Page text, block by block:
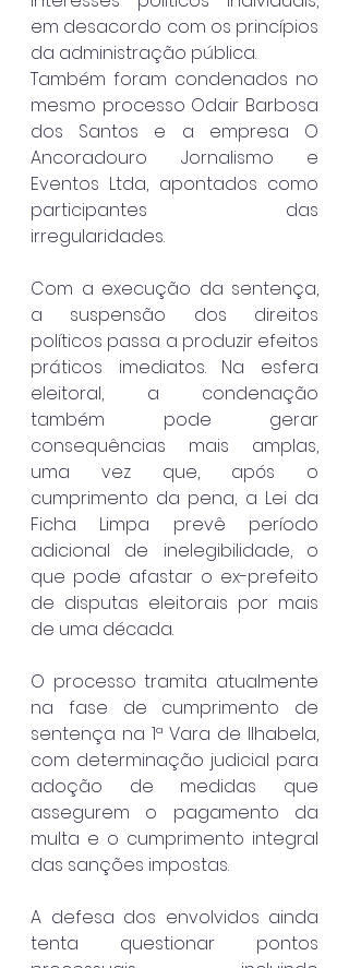
em desacordo com os princípios
da administração pública.
Também foram condenados no
mesmo processo Odair Barbosa
dos Santos e a empresa O
Ancoradouro Jornalismo e
Eventos Ltda, apontados como
participantes das
irregularidades.
Com a execução da sentença,
a suspensão dos direitos
políticos passa a produzir efeitos
práticos imediatos. Na esfera
eleitoral, a condenação
também pode gerar
consequências mais amplas,
uma vez que, após o
cumprimento da pena, a Lei da
Ficha Limpa prevê período
adicional de inelegibilidade, o
que pode afastar o ex-prefeito
de disputas eleitorais por mais
de uma década.
O processo tramita atualmente
na fase de cumprimento de
sentença na 1ª Vara de Ilhabela,
com determinação judicial para
adoção de medidas que
assegurem o pagamento da
multa e o cumprimento integral
das sanções impostas.
A defesa dos envolvidos ainda
tenta questionar pontos